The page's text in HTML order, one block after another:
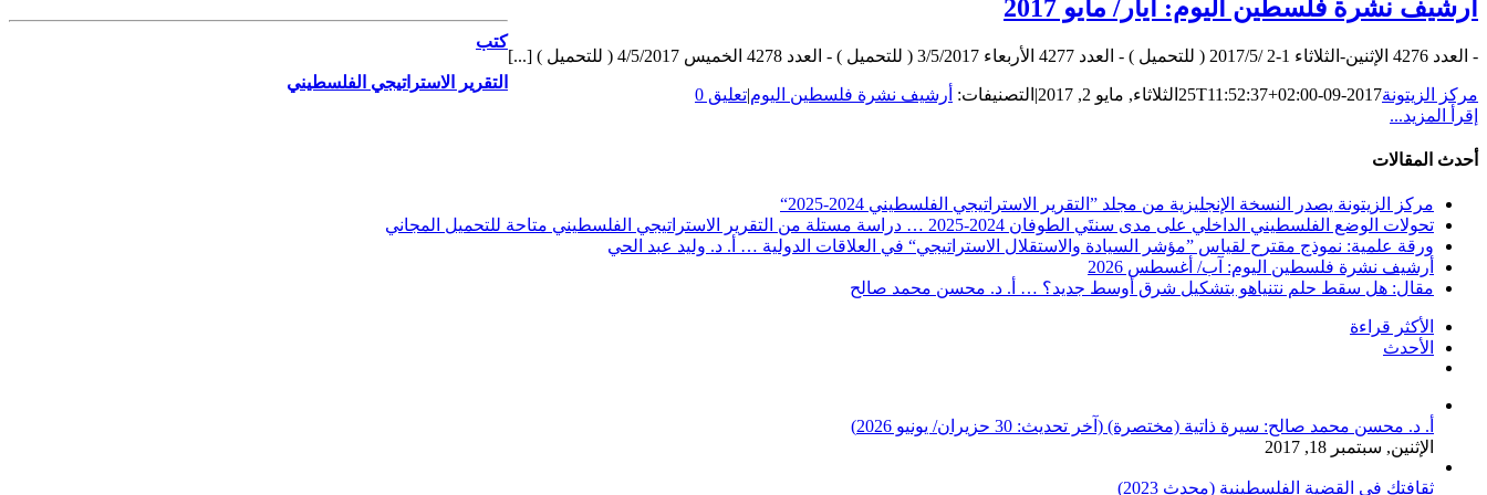
أرشيف نشرة فلسطين اليوم: أيار/ مايو 2017
- العدد 4276 الإثنين-الثلاثاء 1-2 /2017/5 ( للتحميل ) - العدد 4277 الأربعاء 3/5/2017 ( للتحميل ) - العدد 4278 الخميس 4/5/2017 ( للتحميل ) [...]
مركز الزيتونة2017-09-25T11:52:37+02:00 الثلاثاء, مايو 2, 2017 | التصنيفات: أرشيف نشرة فلسطين اليوم|تعليق 0
إقرأ المزيد...
أحدث المقالات
مركز الزيتونة يصدر النسخة الإنجليزية من مجلد ”التقرير الاستراتيجي الفلسطيني 2024-2025“
تحولات الوضع الفلسطيني الداخلي على مدى سنتَي الطوفان 2024-2025 … دراسة مستلة من التقرير الاستراتيجي الفلسطيني متاحة للتحميل المجاني
ورقة علمية: نموذج مقترح لقياس ”مؤشر السيادة والاستقلال الاستراتيجي“ في العلاقات الدولية … أ. د. وليد عبد الحي
أرشيف نشرة فلسطين اليوم: آب/ أغسطس 2026
مقال: هل سقط حلم نتنياهو بتشكيل شرق أوسط جديد؟ … أ. د. محسن محمد صالح
الأكثر قراءة
الأحدث
أ. د. محسن محمد صالح: سيرة ذاتية (مختصرة) (آخر تحديث: 30 حزيران/ يونيو 2026)
الإثنين, سبتمبر 18, 2017
ثقافتك في القضية الفلسطينية (محدث 2023)
كتب
التقرير الاستراتيجي الفلسطيني